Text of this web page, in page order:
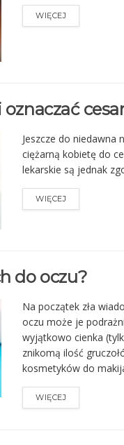
WIĘCEJ
Jeszcze do niedawna
ciężarną kobietę do
lekarskie są jednak
WIĘCEJ
do oczu?
Na początek zła
oczu może je
wyjątkowo cienka
znikomą ilość
kosmetyków do
WIĘCEJ